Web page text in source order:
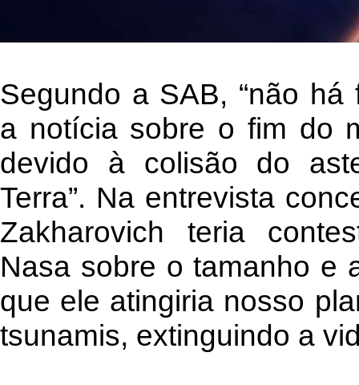
Segundo a SAB, “não
a notícia sobre o fim do
devido à colisão do
Terra”. Na entrevista
Zakharovich teria
Nasa sobre o tamanho e
que ele atingiria nosso
tsunamis, extinguindo a